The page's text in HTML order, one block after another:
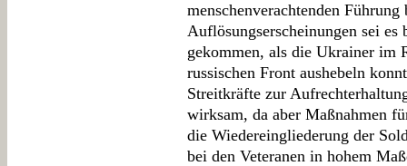
menschenverachtenden
Auflösungserscheinungen sei
gekommen, als die Ukrainer im
russischen Front aushebeln
Streitkräfte zur
wirksam, da aber Maßnahmen
die Wiedereingliederung der
bei den Veteranen in hohem